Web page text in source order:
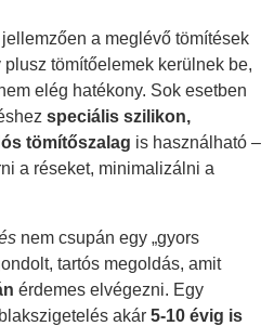
a meglévő tömítések
tömítőelemek kerülnek be,
elég hatékony. Sok esetben
speciális szilikon,
tömítőszalag is használható –
a réseket, minimalizálni a
nem csupán egy „gyors
tartós megoldás, amit
érdemes elvégezni. Egy
akár5-10 évig is